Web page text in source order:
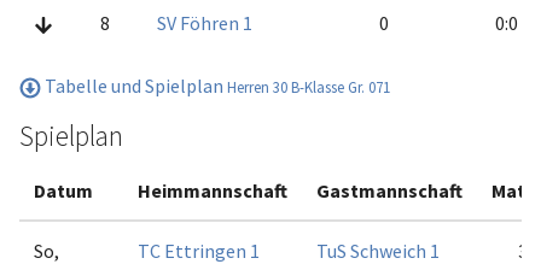
8 SV Föhren 1 0 0:0
Tabelle und Spielplan Herren 30 B-Klasse Gr. 071
Spielplan
Datum Heimmannschaft Gastmannschaft
So,
TC Ettringen 1 TuS Schweich 1 3:3